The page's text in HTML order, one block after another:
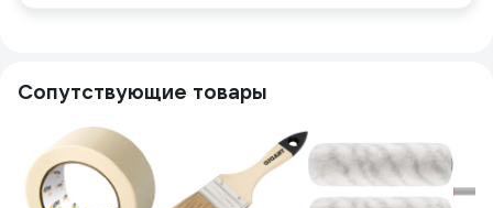
Сопутствующие товары